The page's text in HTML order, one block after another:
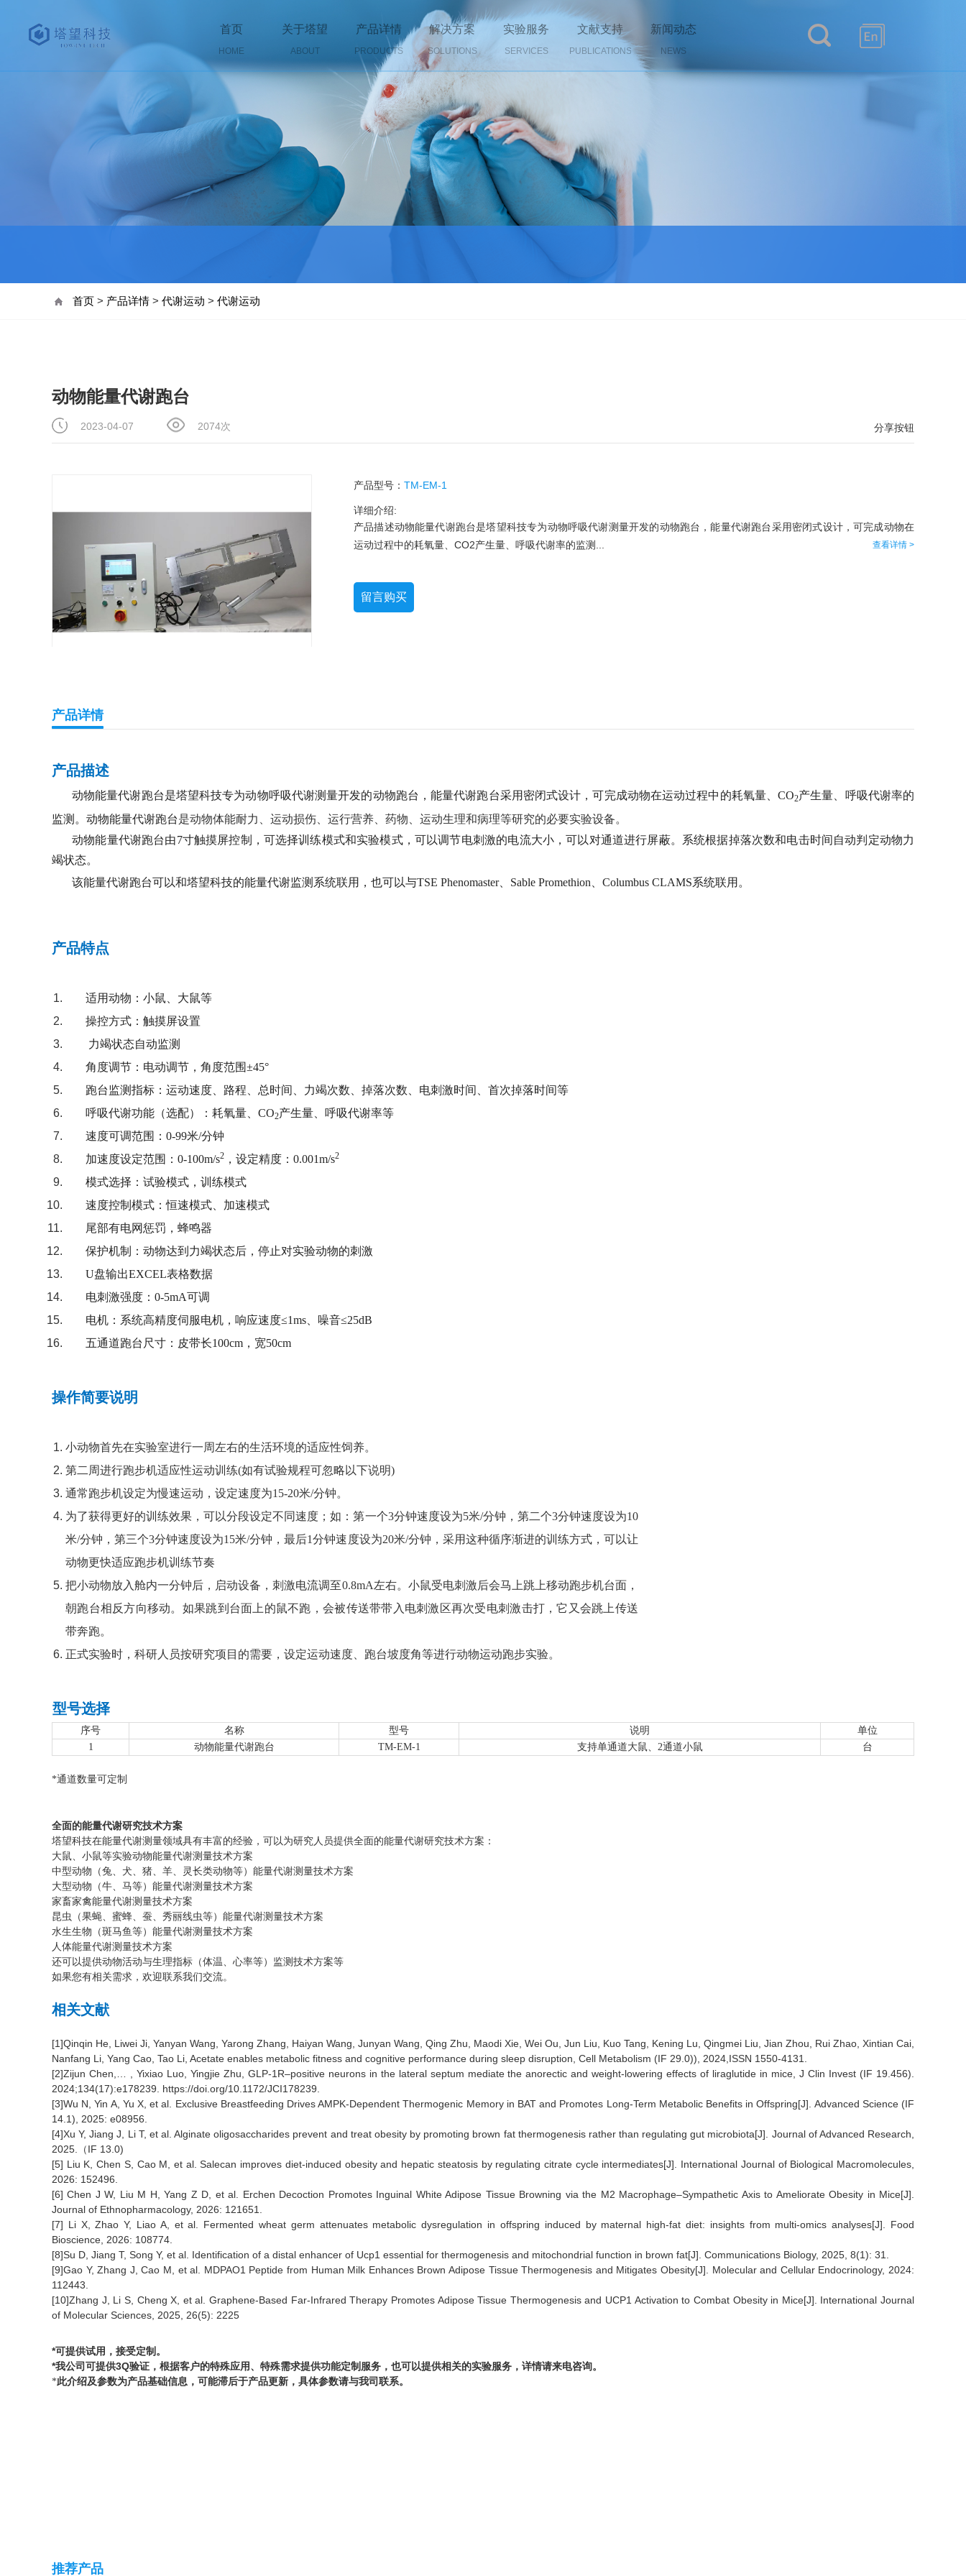
首页
HOME
关于塔望
ABOUT
产品详情
PRODUCTS
解决方案
SOLUTIONS
实验服务
SERVICES
文献支持
PUBLICATIONS
新闻动态
NEWS
首页 > 产品详情 > 代谢运动 > 代谢运动
动物能量代谢跑台
2023-04-07 2074次 分享按钮
产品型号： TM-EM-1
详细介绍:
产品描述动物能量代谢跑台是塔望科技专为动物呼吸代谢测量开发的动物跑台，能量代谢跑台采用密闭式设计，可完成动物在
运动过程中的耗氧量、CO2产生量、呼吸代谢率的监测...
查看详情 >
留言购买
产品详情
产品描述
动物能量代谢跑台是塔望科技专为动物呼吸代谢测量开发的动物跑台，能量代谢跑台采用密闭式设计，可完成动物在运动过程中的耗氧量、CO2产生量、呼吸代谢率的
监测。动物能量代谢跑台是动物体能耐力、运动损伤、运行营养、药物、运动生理和病理等研究的必要实验设备。
动物能量代谢跑台由7寸触摸屏控制，可选择训练模式和实验模式，可以调节电刺激的电流大小，可以对通道进行屏蔽。系统根据掉落次数和电击时间自动判定动物力
竭状态。
该能量代谢跑台可以和塔望科技的能量代谢监测系统联用，也可以与TSE Phenomaster、Sable Promethion、Columbus CLAMS系统联用。
产品特点
适用动物：小鼠、大鼠等
操控方式：触摸屏设置
力竭状态自动监测
角度调节：电动调节，角度范围±45°
跑台监测指标：运动速度、路程、总时间、力竭次数、掉落次数、电刺激时间、首次掉落时间等
呼吸代谢功能（选配）：耗氧量、CO2产生量、呼吸代谢率等
速度可调范围：0-99米/分钟
加速度设定范围：0-100m/s2 ，设定精度：0.001m/s2
模式选择：试验模式，训练模式
速度控制模式：恒速模式、加速模式
尾部有电网惩罚，蜂鸣器
保护机制：动物达到力竭状态后，停止对实验动物的刺激
U盘输出EXCEL表格数据
电刺激强度：0-5mA可调
电机：系统高精度伺服电机，响应速度≤1ms、噪音≤25dB
五通道跑台尺寸：皮带长100cm，宽50cm
操作简要说明
小动物首先在实验室进行一周左右的生活环境的适应性饲养。
第二周进行跑步机适应性运动训练(如有试验规程可忽略以下说明)
通常跑步机设定为慢速运动，设定速度为15-20米/分钟。
为了获得更好的训练效果，可以分段设定不同速度；如：第一个3分钟速度设为5米/分钟，第二个3分钟速度设为10
米/分钟，第三个3分钟速度设为15米/分钟，最后1分钟速度设为20米/分钟，采用这种循序渐进的训练方式，可以让
动物更快适应跑步机训练节奏
把小动物放入舱内一分钟后，启动设备，刺激电流调至0.8mA左右。小鼠受电刺激后会马上跳上移动跑步机台面，
朝跑台相反方向移动。如果跳到台面上的鼠不跑，会被传送带带入电刺激区再次受电刺激击打，它又会跳上传送
带奔跑。
正式实验时，科研人员按研究项目的需要，设定运动速度、跑台坡度角等进行动物运动跑步实验。
型号选择
序号 名称 型号 说明
单位
1
动物能量代谢跑台 TM-EM-1 支持单通道大鼠、2通道小鼠 台
*通道数量可定制
全面的能量代谢研究技术方案
塔望科技在能量代谢测量领域具有丰富的经验，可以为研究人员提供全面的能量代谢研究技术方案：
大鼠、小鼠等实验动物能量代谢测量技术方案
中型动物（兔、犬、猪、羊、灵长类动物等）能量代谢测量技术方案
大型动物（牛、马等）能量代谢测量技术方案
家畜家禽能量代谢测量技术方案
昆虫（果蝇、蜜蜂、蚕、秀丽线虫等）能量代谢测量技术方案
水生生物（斑马鱼等）能量代谢测量技术方案
人体能量代谢测量技术方案
还可以提供动物活动与生理指标（体温、心率等）监测技术方案等
如果您有相关需求，欢迎联系我们交流。
相关文献
[1]Qinqin He, Liwei Ji, Yanyan Wang, Yarong Zhang, Haiyan Wang, Junyan Wang, Qing Zhu, Maodi Xie, Wei Ou, Jun Liu, Kuo Tang, Kening Lu, Qingmei Liu, Jian Zhou, Rui Zhao, Xintian Cai,
Nanfang Li, Yang Cao, Tao Li, Acetate enables metabolic fitness and cognitive performance during sleep disruption, Cell Metabolism (IF 29.0)), 2024,ISSN 1550-4131.
[2]Zijun Chen,… , Yixiao Luo, Yingjie Zhu, GLP-1R–positive neurons in the lateral septum mediate the anorectic and weight-lowering effects of liraglutide in mice, J Clin Invest (IF 19.456).
2024;134(17):e178239. https://doi.org/10.1172/JCI178239.
[3]Wu N, Yin A, Yu X, et al. Exclusive Breastfeeding Drives AMPK‐Dependent Thermogenic Memory in BAT and Promotes Long‐Term Metabolic Benefits in Offspring[J]. Advanced Science (IF
14.1), 2025: e08956.
[4]Xu Y, Jiang J, Li T, et al. Alginate oligosaccharides prevent and treat obesity by promoting brown fat thermogenesis rather than regulating gut microbiota[J]. Journal of Advanced Research,
2025.（IF 13.0)
[5] Liu K, Chen S, Cao M, et al. Salecan improves diet-induced obesity and hepatic steatosis by regulating citrate cycle intermediates[J]. International Journal of Biological Macromolecules,
2026: 152496.
[6] Chen J W, Liu M H, Yang Z D, et al. Erchen Decoction Promotes Inguinal White Adipose Tissue Browning via the M2 Macrophage–Sympathetic Axis to Ameliorate Obesity in Mice[J].
Journal of Ethnopharmacology, 2026: 121651.
[7] Li X, Zhao Y, Liao A, et al. Fermented wheat germ attenuates metabolic dysregulation in offspring induced by maternal high-fat diet: insights from multi-omics analyses[J]. Food
Bioscience, 2026: 108774.
[8]Su D, Jiang T, Song Y, et al. Identification of a distal enhancer of Ucp1 essential for thermogenesis and mitochondrial function in brown fat[J]. Communications Biology, 2025, 8(1): 31.
[9]Gao Y, Zhang J, Cao M, et al. MDPAO1 Peptide from Human Milk Enhances Brown Adipose Tissue Thermogenesis and Mitigates Obesity[J]. Molecular and Cellular Endocrinology, 2024:
112443.
[10]Zhang J, Li S, Cheng X, et al. Graphene-Based Far-Infrared Therapy Promotes Adipose Tissue Thermogenesis and UCP1 Activation to Combat Obesity in Mice[J]. International Journal
of Molecular Sciences, 2025, 26(5): 2225
*可提供试用，接受定制。
*我公司可提供3Q验证，根据客户的特殊应用、特殊需求提供功能定制服务，也可以提供相关的实验服务，详情请来电咨询。
*此介绍及参数为产品基础信息，可能滞后于产品更新，具体参数请与我司联系。
推荐产品